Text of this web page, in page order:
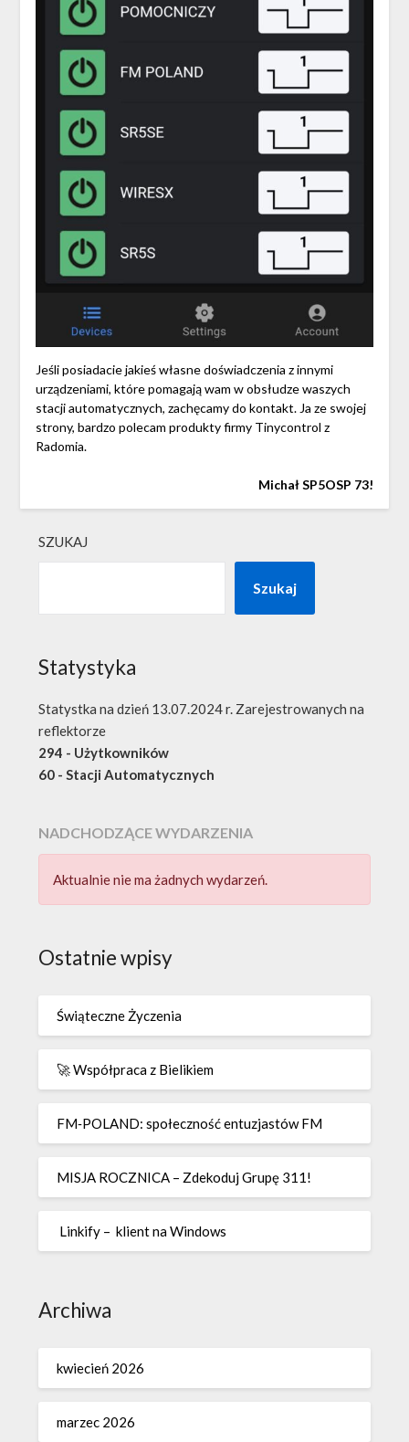
Jeśli posiadacie jakieś własne doświadczenia z innymi
urządzeniami, które pomagają wam w obsłudze waszych
stacji automatycznych, zachęcamy do kontakt. Ja ze swojej
strony, bardzo polecam produkty firmy Tinycontrol z
Radomia.
Michał SP5OSP 73!
SZUKAJ
Szukaj
Statystyka
Statystka na dzień 13.07.2024 r. Zarejestrowanych na
reflektorze
294 - Użytkowników
60 - Stacji Automatycznych
NADCHODZĄCE WYDARZENIA
Aktualnie nie ma żadnych wydarzeń.
Ostatnie wpisy
Świąteczne Życzenia
🚀 Współpraca z Bielikiem
FM‑POLAND: społeczność entuzjastów FM
MISJA ROCZNICA – Zdekoduj Grupę 311!
Linkify – klient na Windows
Archiwa
kwiecień 2026
marzec 2026